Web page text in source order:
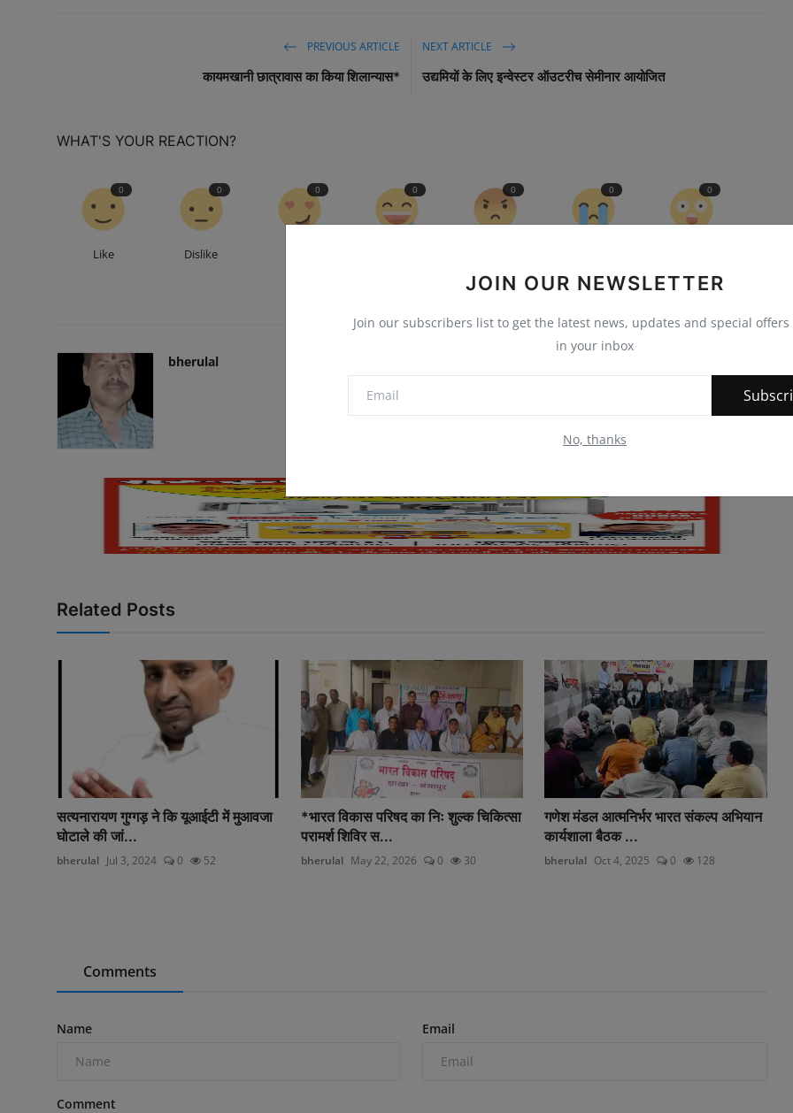
JOIN OUR NEWSLETTER
Join our subscribers list to get the latest news, updates and special
in your inbox
No, thanks
PREVIOUS ARTICLE
कायमखानी छात्रावास का किया शिलान्यास*
NEXT ARTICLE
उद्यमियों के लिए इन्वेस्टर ऑउटरीच सेमीनार आयोजित
WHAT'S YOUR REACTION?
0
Like
0
Dislike
0 0 0 0 0
bherulal
Related Posts
सत्यनारायण गुग्गड़ ने कि यूआईटी में मुआवजा
घोटाले की जां...
bherulal Jul 3, 2024 0 52
*भारत विकास परिषद का निः शुल्क चिकित्सा
परामर्श शिविर स...
bherulal May 22, 2026 0 30
गणेश मंडल आत्मनिर्भर भारत संकल्प अभियान
कार्यशाला बैठक ...
bherulal Oct 4, 2025 0 128
Comments
Name Email
Comment